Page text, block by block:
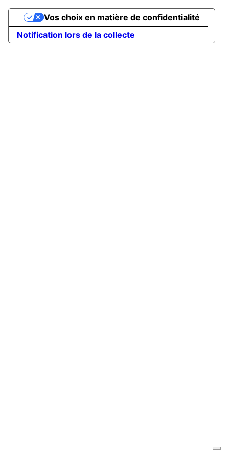
Notification lors de la collecte
Vos choix en matière de confidentialité